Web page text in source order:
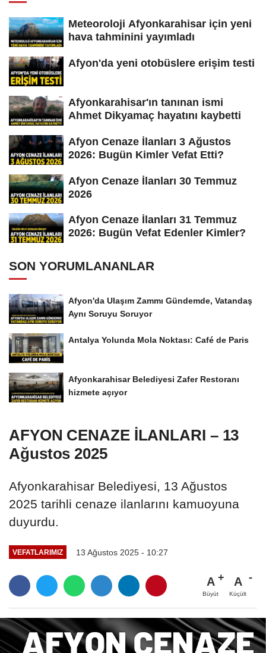
Meteoroloji Afyonkarahisar için yeni
hava tahminini yayımladı
Afyon'da yeni otobüslere erişim testi
Afyonkarahisar'ın tanınan ismi
Ahmet Dikyamaç hayatını kaybetti
Afyon Cenaze İlanları 3 Ağustos
2026: Bugün Kimler Vefat Etti?
Afyon Cenaze İlanları 30 Temmuz
2026
Afyon Cenaze İlanları 31 Temmuz
2026: Bugün Vefat Edenler Kimler?
SON YORUMLANANLAR
Afyon'da Ulaşım Zammı Gündemde, Vatandaş
Aynı Soruyu Soruyor
Antalya Yolunda Mola Noktası: Café de Paris
Afyonkarahisar Belediyesi Zafer Restoranı
hizmete açıyor
AFYON CENAZE İLANLARI – 13
Ağustos 2025
Afyonkarahisar Belediyesi, 13 Ağustos
2025 tarihli cenaze ilanlarını kamuoyuna
duyurdu.
VEFATLARIMIZ 13 Ağustos 2025 - 10:27
A
Büyüt
A
Küçült